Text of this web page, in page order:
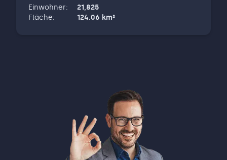
Einwohner:
21,825
Fläche: 124.06 km²